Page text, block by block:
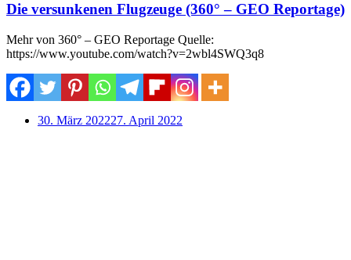
Die versunkenen Flugzeuge (360° – GEO Reportage)
Mehr von 360° – GEO Reportage Quelle:
https://www.youtube.com/watch?v=2wbl4SWQ3q8
30. März 202227. April 2022